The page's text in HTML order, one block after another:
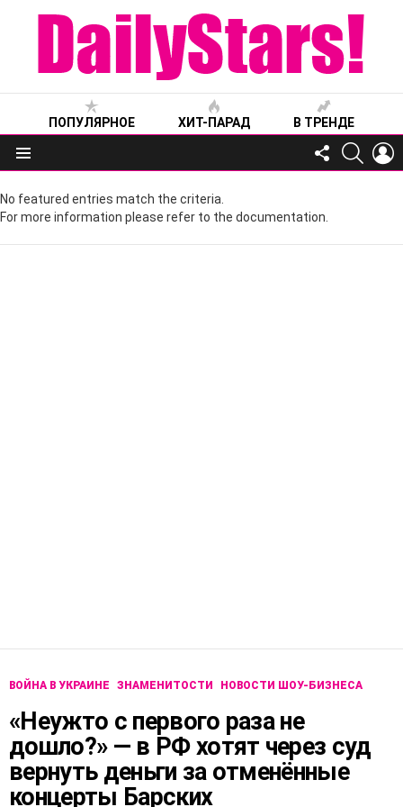
ПОПУЛЯРНОЕ ХИТ-ПАРАД В ТРЕНДЕ
Меню
FOLLOW
US
No featured entries match the criteria.
For more information please refer to the documentation.
ВОЙНА В УКРАИНЕ ЗНАМЕНИТОСТИ НОВОСТИ ШОУ-БИЗНЕСА
«Неужто с первого раза не
дошло?» — в РФ хотят через суд
вернуть деньги за отменённые
концерты Барских